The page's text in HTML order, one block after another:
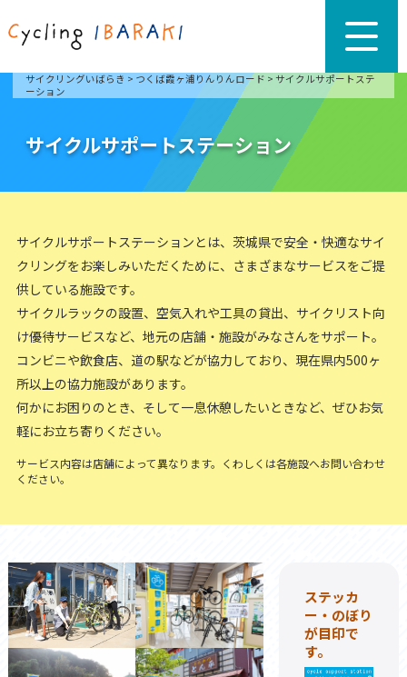
サイクリングいばらき > つくば霞ヶ浦りんりんロード > サイクルサポートステ
ーション
サイクルサポートステーション
サイクルサポートステーションとは、茨城県で安全・快適なサイ
クリングをお楽しみいただくために、さまざまなサービスをご提
供している施設です。
サイクルラックの設置、空気入れや工具の貸出、サイクリスト向
け優待サービスなど、地元の店舗・施設がみなさんをサポート。
コンビニや飲食店、道の駅などが協力しており、現在県内500ヶ
所以上の協力施設があります。
何かにお困りのとき、そして一息休憩したいときなど、ぜひお気
軽にお立ち寄りください。
サービス内容は店舗によって異なります。くわしくは各施設へお問い合わせ
ください。
ステッカ
ー・のぼり
が目印で
す。